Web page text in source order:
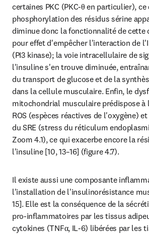
certaines PKC (PKC-θ en particulier),
phosphorylation des résidus sérine
diminue donc la fonctionnalité de cette
pour effet d'empêcher l'interaction de
(PI3 kinase); la voie intracellulaire de
l'insuline s'en trouve diminuée,
du transport de glucose et de la
dans la cellule musculaire. Enfin, le
mitochondrial musculaire prédispose
ROS (espèces réactives de l'oxygène)
du SRE (stress du réticulum
Zoom 4.1), ce qui exacerbe encore la
l'insuline [10, 13–16] (figure 4.7).
Il existe aussi une composante
l'installation de l'insulinorésistance
15]. Elle est la conséquence de la
pro-inflammatoires par les tissus
cytokines (TNFα, IL-6) libérées par les